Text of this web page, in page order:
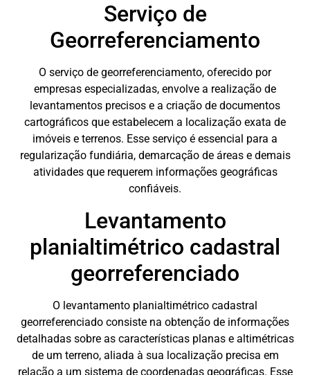
Serviço de
Georreferenciamento
O serviço de georreferenciamento, oferecido por
empresas especializadas, envolve a realização de
levantamentos precisos e a criação de documentos
cartográficos que estabelecem a localização exata de
imóveis e terrenos. Esse serviço é essencial para a
regularização fundiária, demarcação de áreas e demais
atividades que requerem informações geográficas
confiáveis.
Levantamento
planialtimétrico cadastral
georreferenciado
O levantamento planialtimétrico cadastral
georreferenciado consiste na obtenção de informações
detalhadas sobre as características planas e altimétricas
de um terreno, aliada à sua localização precisa em
relação a um sistema de coordenadas geográficas. Esse